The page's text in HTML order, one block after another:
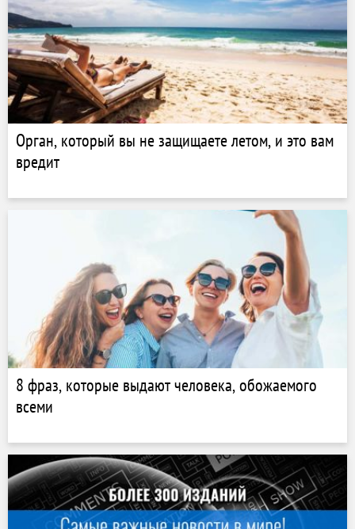
Орган, который вы не защищаете летом, и это вам
вредит
8 фраз, которые выдают человека, обожаемого
всеми